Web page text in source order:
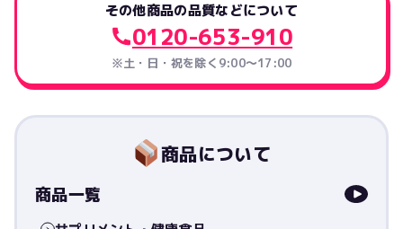
その他商品の品質などについて
0120-653-910
※土・日・祝を除く9:00〜17:00
商品について
商品一覧